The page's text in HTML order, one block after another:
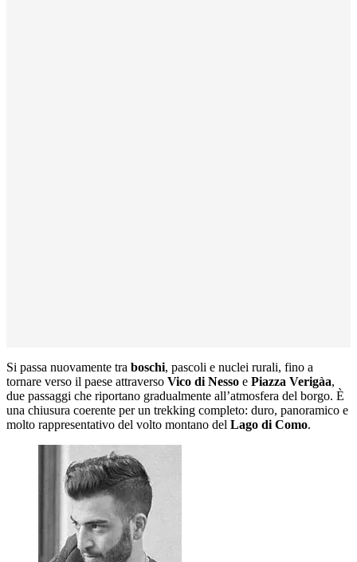
Si passa nuovamente tra boschi, pascoli e nuclei rurali, fino a
tornare verso il paese attraverso Vico di Nesso e Piazza Verigàa,
due passaggi che riportano gradualmente all’atmosfera del borgo. È
una chiusura coerente per un trekking completo: duro, panoramico e
molto rappresentativo del volto montano del Lago di Como.